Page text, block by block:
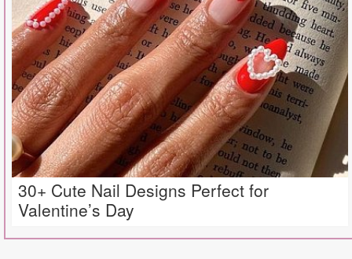
30+ Cute Nail Designs Perfect for
Valentine’s Day